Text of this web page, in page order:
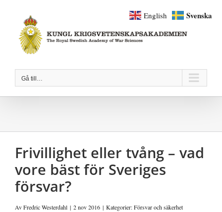
innehållet
Gå till…
Frivillighet eller tvång – vad
vore bäst för Sveriges
försvar?
AvFredric Westerdahl | 2 nov 2016 | Kategorier:Försvar och säkerhet
English Svenska